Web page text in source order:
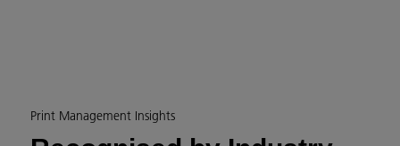
Print Management Insights